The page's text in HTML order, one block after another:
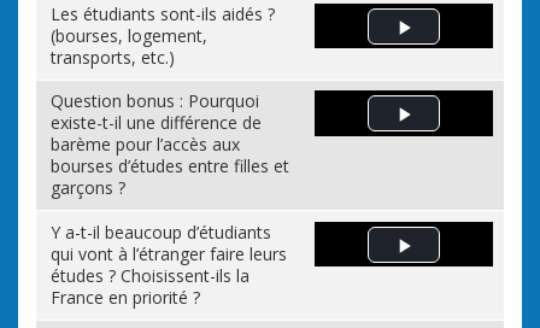
Les étudiants sont-ils aidés ?
(bourses, logement,
transports, etc.)
Play Video
Question bonus : Pourquoi
existe-t-il une différence de
barème pour l’accès aux
bourses d’études entre filles et
garçons ?
Play Video
Y a-t-il beaucoup d’étudiants
qui vont à l’étranger faire leurs
études ? Choisissent-ils la
France en priorité ?
Play Video